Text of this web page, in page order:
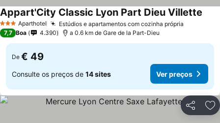
3 EstrelasAparthotel Estúdios e apartamentos com cozinha própria
Appart'City Classic Lyon Part Dieu Villette
7,7 Boa 4.390 a 0.6 km de Gare de la Part-Dieu
De € 49
Consulte os preços de 14 sites Ver preços
Partilhar